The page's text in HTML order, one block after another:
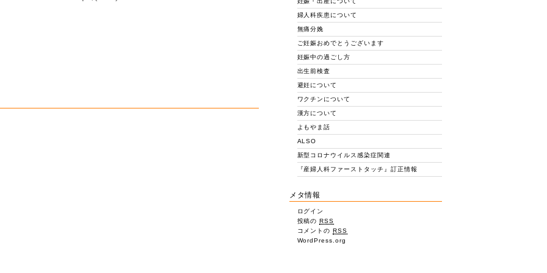
婦人科疾患について
無痛分娩
ご妊娠おめでとうございます
妊娠中の過ごし方
出生前検査
避妊について
ワクチンについて
漢方について
よもやま話
ALSO
新型コロナウイルス感染症関連
『産婦人科ファーストタッチ』訂正情報
メタ情報
ログイン
投稿の RSS
コメントの RSS
WordPress.org